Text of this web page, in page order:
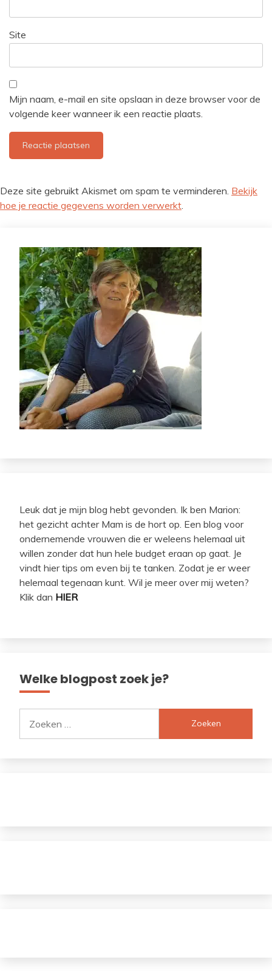
Site
Mijn naam, e-mail en site opslaan in deze browser voor de
volgende keer wanneer ik een reactie plaats.
Deze site gebruikt Akismet om spam te verminderen. Bekijk
hoe je reactie gegevens worden verwerkt
Leuk dat je mijn blog hebt gevonden. Ik ben Marion:
het gezicht achter Mam is de hort op. Een blog voor
ondernemende vrouwen die er weleens helemaal uit
willen zonder dat hun hele budget eraan op gaat. Je
vindt hier tips om even bij te tanken. Zodat je er weer
helemaal tegenaan kunt. Wil je meer over mij weten?
Klik dan HIER
Welke blogpost zoek je?
naar: